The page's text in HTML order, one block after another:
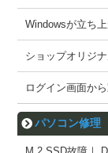
Windowsが立ち
ショップオリジ
ログイン画面か
パソコン修理